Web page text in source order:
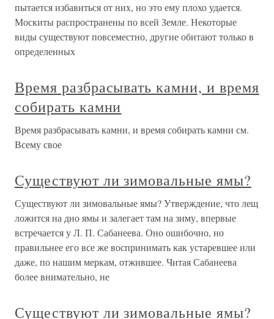
пытается избавиться от них, но это ему плохо удается.
Москиты распространены по всей Земле. Некоторые
виды существуют повсеместно, другие обитают только в
определенных
Время разбрасывать камни, и время
собирать камни
Время разбрасывать камни, и время собирать камни см.
Всему свое
Существуют ли зимовальные ямы?
Существуют ли зимовальные ямы? Утверждение, что лещ
ложится на дно ямы и залегает там на зиму, впервые
встречается у Л. П. Сабанеева. Оно ошибочно, но
правильнее его все же воспринимать как устаревшее или
даже, по нашим меркам, отжившее. Читая Сабанеева
более внимательно, не
Существуют ли зимовальные ямы?